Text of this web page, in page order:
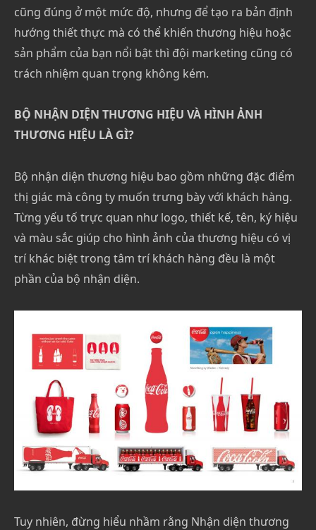
cũng đúng ở một mức độ, nhưng để tạo ra bản định
hướng thiết thực mà có thể khiến thương hiệu hoặc
sản phẩm của bạn nổi bật thì đội marketing cũng có
trách nhiệm quan trọng không kém.
BỘ NHẬN DIỆN THƯƠNG HIỆU VÀ HÌNH ẢNH
THƯƠNG HIỆU LÀ GÌ?
Bộ nhận diện thương hiệu bao gồm những đặc điểm
thị giác mà công ty muốn trưng bày với khách hàng.
Từng yếu tố trực quan như logo, thiết kế, tên, ký hiệu
và màu sắc giúp cho hình ảnh của thương hiệu có vị
trí khác biệt trong tâm trí khách hàng đều là một
phần của bộ nhận diện.
Tuy nhiên, đừng hiểu nhầm rằng Nhận diện thương